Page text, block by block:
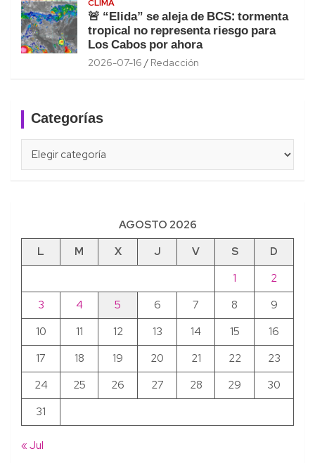
CLIMA
🚨 “Elida” se aleja de BCS: tormenta
tropical no representa riesgo para
Los Cabos por ahora
2026-07-16 Redacción
Categorías
AGOSTO 2026
L
M X J V S
D
1
2
3
4 5 6 7 8
9
10
11 12 13 14 15
16
17
18 19 20 21 22
23
24
25 26 27 28 29
30
31
« Jul